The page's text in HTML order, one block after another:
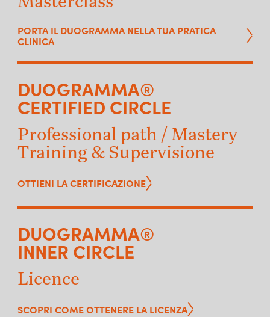
PORTA IL DUOGRAMMA NELLA TUA PRATICA
CLINICA
DUOGRAMMA®
CERTIFIED CIRCLE
Professional path / Mastery
Training & Supervisione
OTTIENI LA CERTIFICAZIONE
DUOGRAMMA®
INNER CIRCLE
Licence
SCOPRI COME OTTENERE LA LICENZA